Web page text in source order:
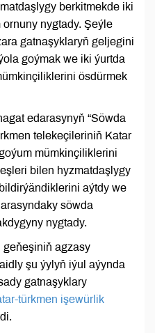
berkitmekde iki
nygtady. Şeýle
gatnaşyklaryň geljegini
goýmak we iki ýurtda
ösdürmek
edarasynyň “Söwda
telekeçileriniň Katar
mümkinçiliklerini
bilen hyzmatdaşlygy
aýtdy we
söwda
nygtady.
geňeşiniň agzasy
şu ýylyň iýul aýynda
gatnaşyklary
türkmen işewürlik